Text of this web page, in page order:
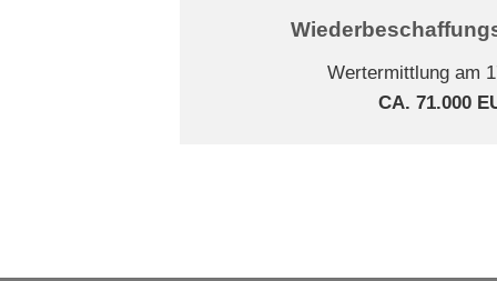
Wertermittlung am
CA. 71.000